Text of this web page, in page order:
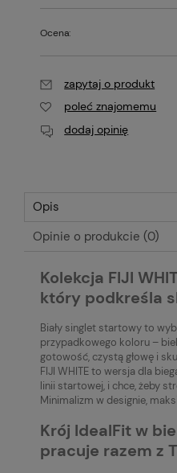
Ocena:
zapytaj o produkt
poleć znajomemu
dodaj opinię
Opis
Opinie o produkcie (0)
Kolekcja FIJI
który podkreśla
Biały singlet startowy to
przypadkowego koloru –
gotowość, czystą głowę i
FIJI WHITE to wersja dla
linii startowej, i chce, żeby
Minimalizm w designie,
Krój IdealFit w
pracuje razem z